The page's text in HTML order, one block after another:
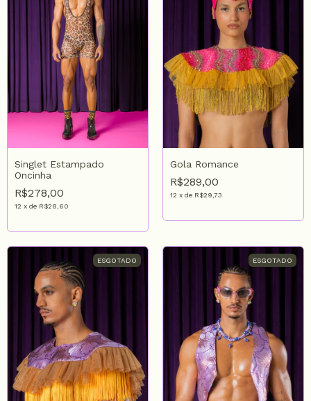
Singlet Estampado
Oncinha
R$278,00
12 x de R$28,60
Gola Romance
R$289,00
12 x de R$29,73
ESGOTADO ESGOTADO